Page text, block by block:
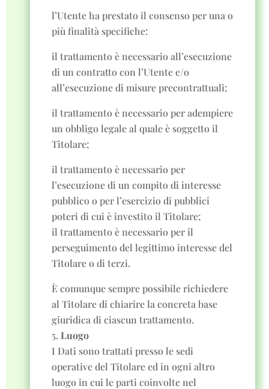
l’Utente ha prestato il consenso per una o
più finalità specifiche:
il trattamento è necessario all’esecuzione
di un contratto con l’Utente e/o
all’esecuzione di misure precontrattuali;
il trattamento è necessario per adempiere
un obbligo legale al quale è soggetto il
Titolare;
il trattamento è necessario per
l’esecuzione di un compito di interesse
pubblico o per l’esercizio di pubblici
poteri di cui è investito il Titolare;
il trattamento è necessario per il
perseguimento del legittimo interesse del
Titolare o di terzi.
È comunque sempre possibile richiedere
al Titolare di chiarire la concreta base
giuridica di ciascun trattamento.
Luogo
I Dati sono trattati presso le sedi
operative del Titolare ed in ogni altro
luogo in cui le parti coinvolte nel